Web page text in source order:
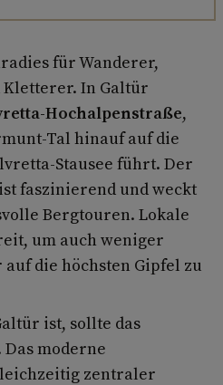
für Wanderer,
In Galtür
Hochalpenstraße,
Tal hinauf auf die
Stausee führt. Der
faszinierend und weckt
Bergtouren. Lokale
um auch weniger
die höchsten Gipfel zu
ist, sollte das
moderne
zentraler